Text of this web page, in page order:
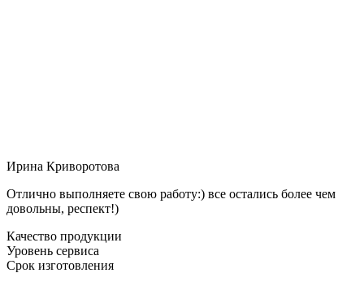
Ирина Криворотова
Отлично выполняете свою работу:) все остались более чем
довольны, респект!)
Качество продукции
Уровень сервиса
Срок изготовления